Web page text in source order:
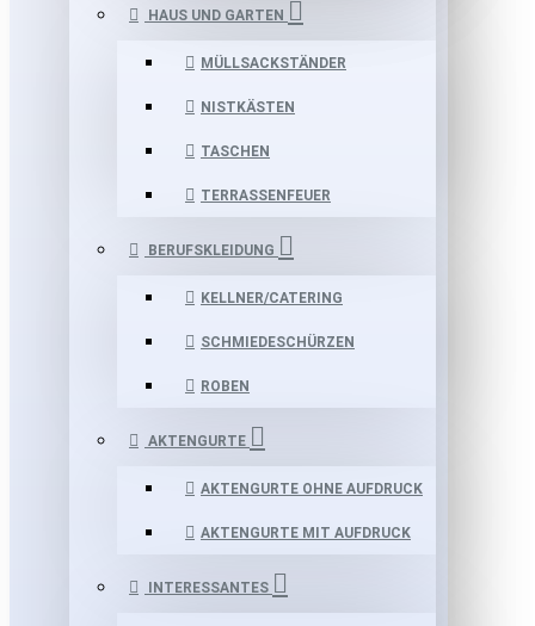
HAUS UND GARTEN
MÜLLSACKSTÄNDER
NISTKÄSTEN
TASCHEN
TERRASSENFEUER
BERUFSKLEIDUNG
KELLNER/CATERING
SCHMIEDESCHÜRZEN
ROBEN
AKTENGURTE
AKTENGURTE OHNE AUFDRUCK
AKTENGURTE MIT AUFDRUCK
INTERESSANTES